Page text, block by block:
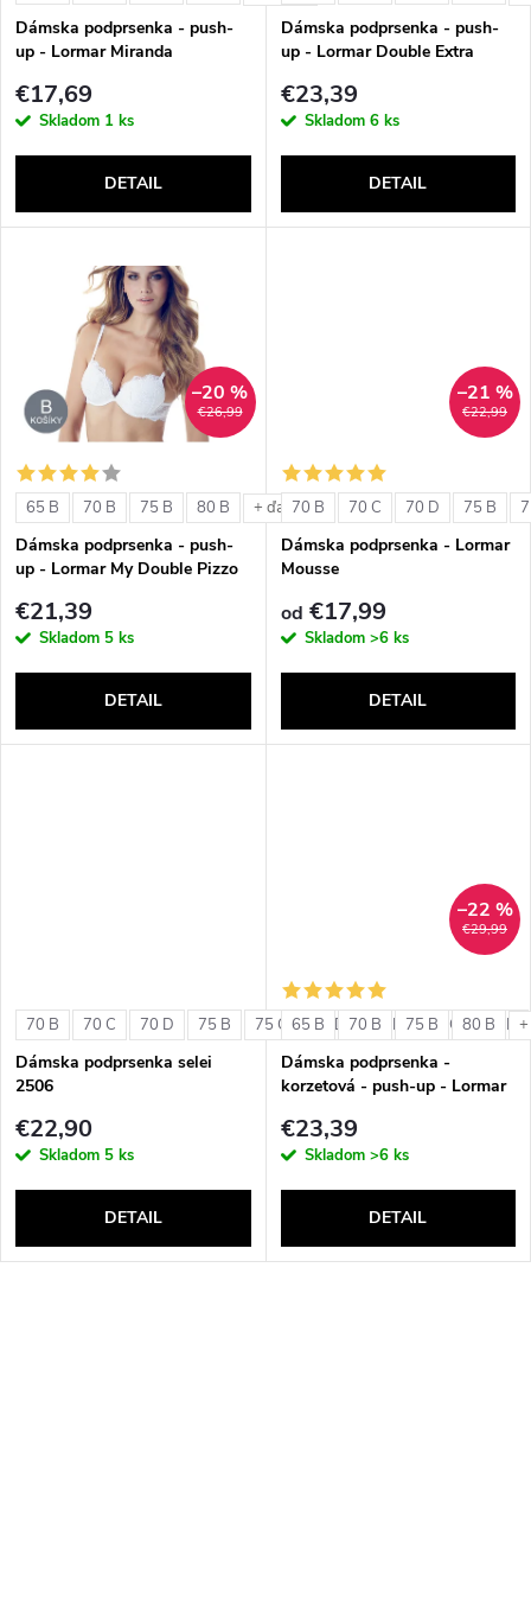
p
r
d
t
o
v
p
r
o
d
t
o
v
Dámska podprsenka - push-
up - Lormar Miranda
€17,69
Skladom 1 ks
DETAIL
Dámska podprsenka - push-
up - Lormar Double Extra
€23,39
Skladom 6 ks
DETAIL
€26,99
–20 %
65 B 70 B 75 B 80 B + ďalšie
Dámska podprsenka - push-
up - Lormar My Double Pizzo
€21,39
Skladom 5 ks
DETAIL
€22,99
–21 %
70 B 70 C 70 D 75 B
Dámska podprsenka - Lormar
Mousse
od €17,99
Skladom >6 ks
DETAIL
70 B 70 C 70 D 75 B 75 C 75 D 80 B 80 C 80 D
Dámska podprsenka selei
2506
€22,90
Skladom 5 ks
DETAIL
€29,99
–22 %
65 B 70 B 75 B 80 B
Dámska podprsenka -
korzetová - push-up - Lormar
€23,39
Skladom >6 ks
DETAIL